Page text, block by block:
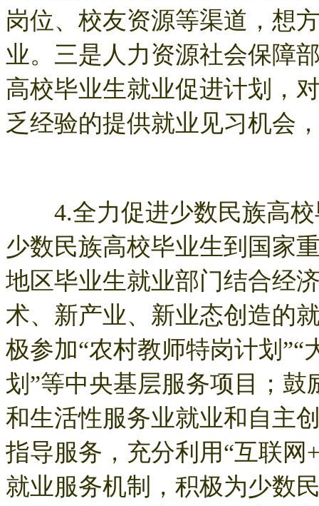
岗位、校友资源等渠道，想
业。三是人力资源社会保障
高校毕业生就业促进计划，
乏经验的提供就业见习机会
4.全力促进少数民族高校
少数民族高校毕业生到国家
地区毕业生就业部门结合经
术、新产业、新业态创造的
极参加“农村教师特岗计划”“
划”等中央基层服务项目；
和生活性服务业就业和自主
指导服务，充分利用“互联网
就业服务机制，积极为少数